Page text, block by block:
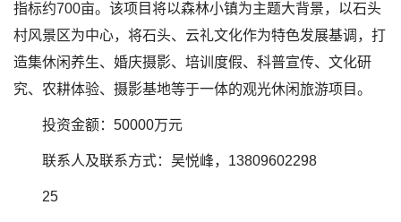
指标约700亩。该项目将以森林小镇为主题大背景，以石头
村风景区为中心，将石头、云礼文化作为特色发展基调，打
造集休闲养生、婚庆摄影、培训度假、科普宣传、文化研
究、农耕体验、摄影基地等于一体的观光休闲旅游项目。
投资金额：50000万元
联系人及联系方式：吴悦峰，13809602298
25